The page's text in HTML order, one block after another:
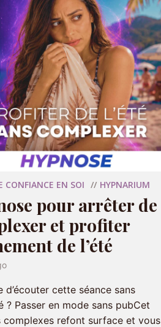
et la perte de liberté de
pour retrouver de l’espace,
CONFIANCE EN SOI HYPNARIUM
pour arrêter de
et profiter
de l’été
d’écouter cette séance sans
? Passer en mode sans pubCet
complexes refont surface et vous